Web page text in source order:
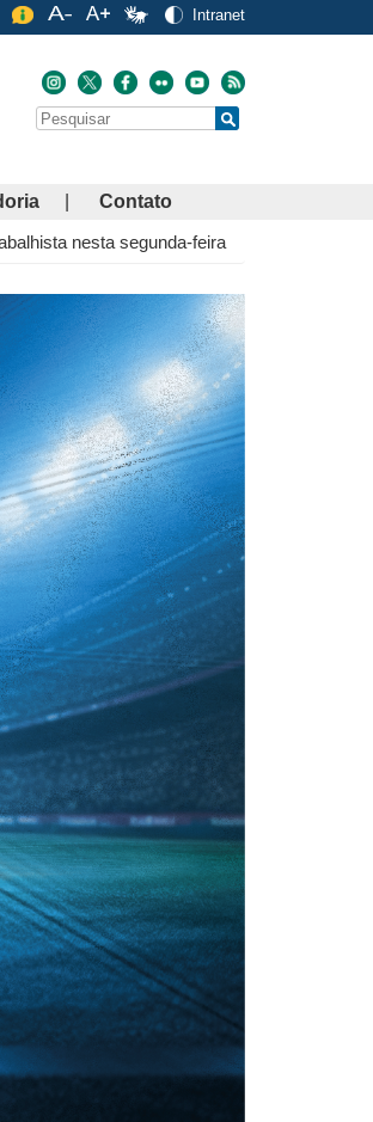
Intranet
Buscar
Search
Contato
nesta segunda-feira